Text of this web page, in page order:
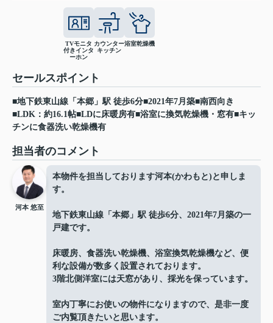
TVモニタ
付きインタ
ーホン
カウンター
キッチン
浴室乾燥機
セールスポイント
■地下鉄東山線「本郷」駅 徒歩6分■2021年7月築■南西向き
■LDK：約16.1帖■LDに床暖房有■浴室に換気乾燥機・窓有■キッ
チンに食器洗い乾燥機有
担当者のコメント
河本 悠至
本物件を担当しております河本(かわもと)と申しま
す。
地下鉄東山線「本郷」駅 徒歩6分、2021年7月築の一
戸建です。
床暖房、食器洗い乾燥機、浴室換気乾燥機など、便
利な設備が数多く設置されております。
3階北側洋室には天窓があり、採光を保っています。
室内丁寧にお使いの物件になりますので、是非一度
ご内覧頂きたいと思います。